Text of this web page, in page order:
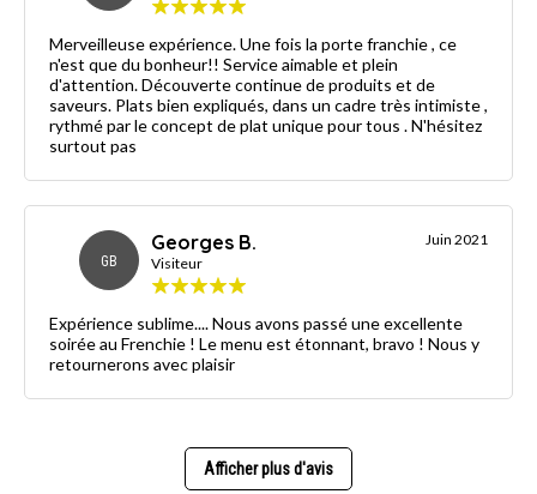
Merveilleuse expérience. Une fois la porte franchie , ce
n'est que du bonheur!! Service aimable et plein
d'attention. Découverte continue de produits et de
saveurs. Plats bien expliqués, dans un cadre très intimiste ,
rythmé par le concept de plat unique pour tous . N'hésitez
surtout pas
GB
Georges B.
Visiteur
Juin 2021
Expérience sublime.... Nous avons passé une excellente
soirée au Frenchie ! Le menu est étonnant, bravo ! Nous y
retournerons avec plaisir
Afficher plus d'avis